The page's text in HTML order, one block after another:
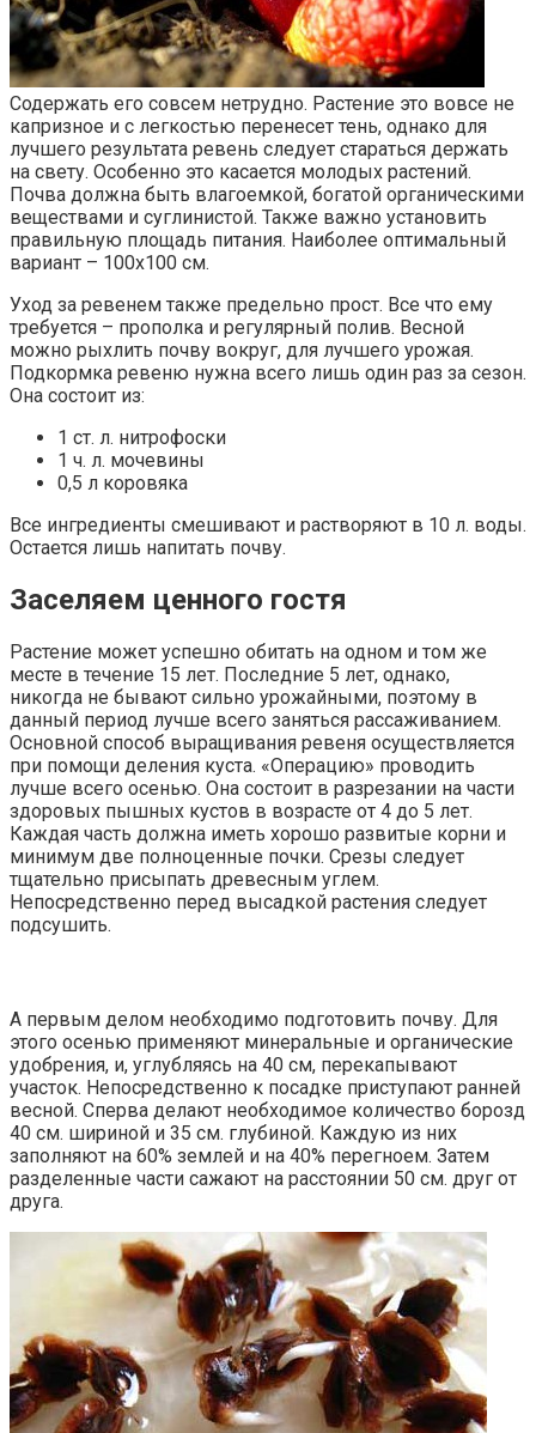
Содержать его совсем нетрудно. Растение это вовсе не
капризное и с легкостью перенесет тень, однако для
лучшего результата ревень следует стараться держать
на свету. Особенно это касается молодых растений.
Почва должна быть влагоемкой, богатой органическими
веществами и суглинистой. Также важно установить
правильную площадь питания. Наиболее оптимальный
вариант – 100х100 см.
Уход за ревенем также предельно прост. Все что ему
требуется – прополка и регулярный полив. Весной
можно рыхлить почву вокруг, для лучшего урожая.
Подкормка ревеню нужна всего лишь один раз за сезон.
Она состоит из:
1 ст. л. нитрофоски
1 ч. л. мочевины
0,5 л коровяка
Все ингредиенты смешивают и растворяют в 10 л. воды.
Остается лишь напитать почву.
Заселяем ценного гостя
Растение может успешно обитать на одном и том же
месте в течение 15 лет. Последние 5 лет, однако,
никогда не бывают сильно урожайными, поэтому в
данный период лучше всего заняться рассаживанием.
Основной способ выращивания ревеня осуществляется
при помощи деления куста. «Операцию» проводить
лучше всего осенью. Она состоит в разрезании на части
здоровых пышных кустов в возрасте от 4 до 5 лет.
Каждая часть должна иметь хорошо развитые корни и
минимум две полноценные почки. Срезы следует
тщательно присыпать древесным углем.
Непосредственно перед высадкой растения следует
подсушить.
А первым делом необходимо подготовить почву. Для
этого осенью применяют минеральные и органические
удобрения, и, углубляясь на 40 см, перекапывают
участок. Непосредственно к посадке приступают ранней
весной. Сперва делают необходимое количество борозд
40 см. шириной и 35 см. глубиной. Каждую из них
заполняют на 60% землей и на 40% перегноем. Затем
разделенные части сажают на расстоянии 50 см. друг от
друга.